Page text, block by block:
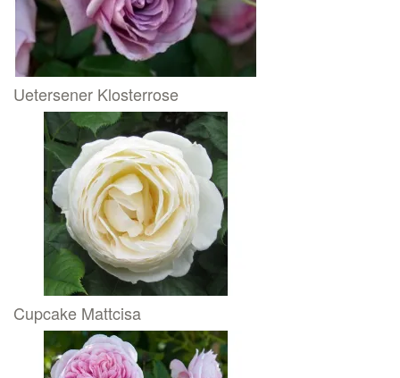
Uetersener Klosterrose
Cupcake Mattcisa